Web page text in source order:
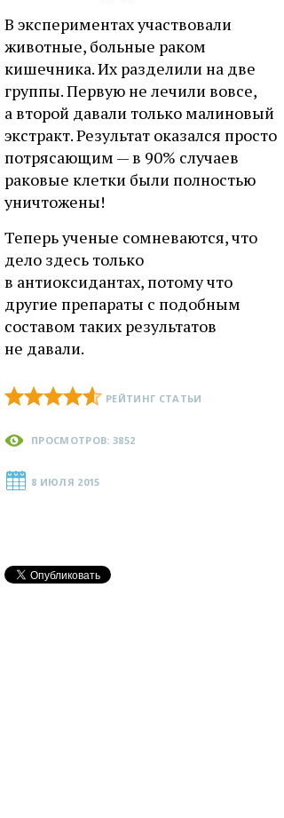
В экспериментах участвовали
животные, больные раком
кишечника. Их разделили на две
группы. Первую не лечили вовсе,
а второй давали только малиновый
экстракт. Результат оказался просто
потрясающим — в 90% случаев
раковые клетки были полностью
уничтожены!
Теперь ученые сомневаются, что
дело здесь только
в антиоксидантах, потому что
другие препараты с подобным
составом таких результатов
не давали.
РЕЙТИНГ СТАТЬИ
ПРОСМОТРОВ: 3852
8 ИЮЛЯ 2015